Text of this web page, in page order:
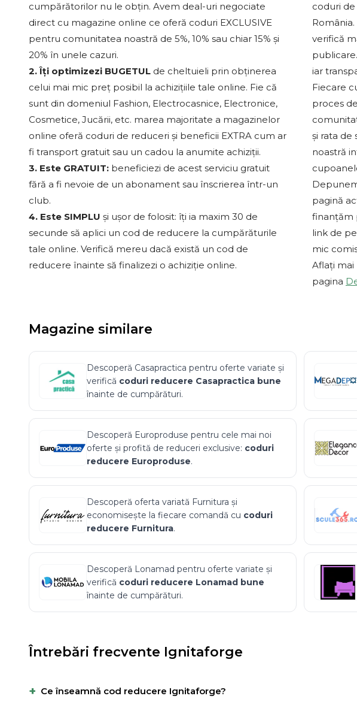
cumpărătorilor nu le obțin. Avem deal-uri negociate
direct cu magazine online ce oferă coduri EXCLUSIVE
pentru comunitatea noastră de 5%, 10% sau chiar 15% și
20% în unele cazuri.
2. Îți optimizezi BUGETUL de cheltuieli prin obținerea
celui mai mic preț posibil la achizițiile tale online. Fie că
sunt din domeniul Fashion, Electrocasnice, Electronice,
Cosmetice, Jucării, etc. marea majoritate a magazinelor
online oferă coduri de reduceri și beneficii EXTRA cum ar
fi transport gratuit sau un cadou la anumite achiziții.
3. Este GRATUIT: beneficiezi de acest serviciu gratuit
fără a fi nevoie de un abonament sau înscrierea într-un
club.
4. Este SIMPLU și ușor de folosit: îți ia maxim 30 de
secunde să aplici un cod de reducere la cumpărăturile
tale online. Verifică mereu dacă există un cod de
reducere înainte să finalizezi o achiziție online.
coduri
verifică
iar
Fiecare
proces
și rata de
noastră
pagină
finanțăm
link de
mic
Aflați mai
pagina
Magazine similare
Descoperă Casapractica pentru oferte variate și
verifică coduri reducere Casapractica bune
înainte de cumpărături.
Descoperă Europroduse pentru cele mai noi
oferte și profită de reduceri exclusive: coduri
reducere Europroduse.
Descoperă oferta variată Furnitura și
economisește la fiecare comandă cu coduri
reducere Furnitura.
Descoperă Lonamad pentru oferte variate și
verifică coduri reducere Lonamad bune
înainte de cumpărături.
Întrebări frecvente Ignitaforge
+ Ce înseamnă cod reducere Ignitaforge?